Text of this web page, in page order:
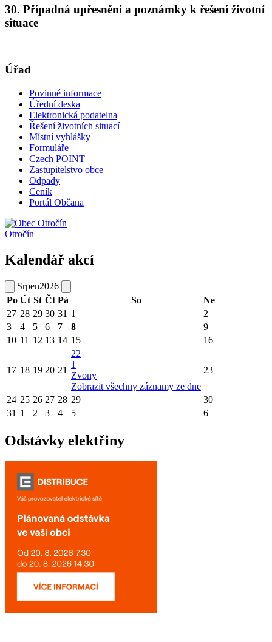
30. Případná upřesnění a poznámky k řešení životní
situace
Úřad
Povinné informace
Úřední deska
Elektronická podatelna
Řešení životních situací
Místní vyhlášky
Formuláře
Czech POINT
Zastupitelstvo obce
Odpady
Ceník
Portál Občana
Otročín
Kalendář akcí
Srpen2026
Po Út St Čt Pá So
Ne
27 28 29 30 31 1
2
3
4 5 6 7 8
9
10 11 12 13 14 15 16
17 18 19 20 21
22
1
Zvony
Zobrazit všechny záznamy ze dne
23
24 25 26 27 28 29
30
31 1 2 3 4 5 6
Odstávky elektřiny